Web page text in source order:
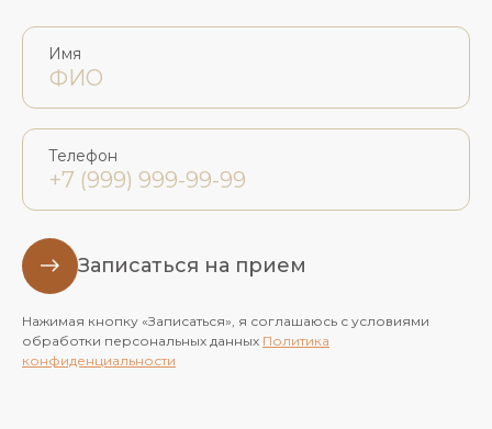
Имя
Телефон
Записаться на прием
Нажимая кнопку «Записаться», я соглашаюсь с условиями
обработки персональных данных Политика
конфиденциальности